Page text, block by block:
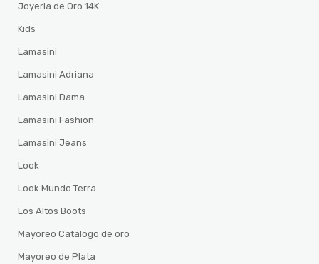
Joyeria de Oro 14K
Kids
Lamasini
Lamasini Adriana
Lamasini Dama
Lamasini Fashion
Lamasini Jeans
Look
Look Mundo Terra
Los Altos Boots
Mayoreo Catalogo de oro
Mayoreo de Plata